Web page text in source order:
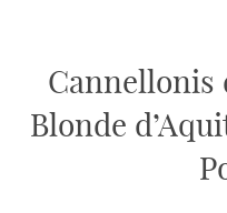
Cannellonis
Blonde